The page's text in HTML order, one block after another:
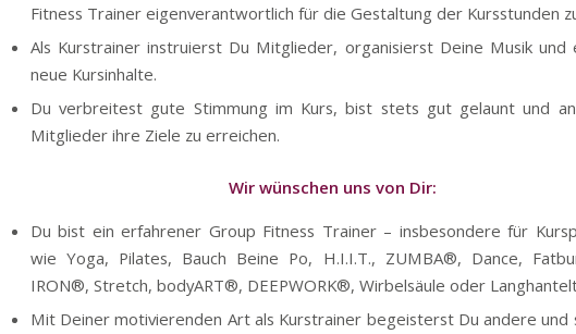
Fitness Trainer eigenverantwortlich für die Gestaltung der Kursstunden
Als Kurstrainer instruierst Du Mitglieder, organisierst Deine Musik und
neue Kursinhalte.
Du verbreitest gute Stimmung im Kurs, bist stets gut gelaunt und
Mitglieder ihre Ziele zu erreichen.
Wir wünschen uns von Dir:
Du bist ein erfahrener Group Fitness Trainer – insbesondere für
wie Yoga, Pilates, Bauch Beine Po, H.I.I.T., ZUMBA®, Dance,
IRON®, Stretch, bodyART®, DEEPWORK®, Wirbelsäule oder
Mit Deiner motivierenden Art als Kurstrainer begeisterst Du andere und